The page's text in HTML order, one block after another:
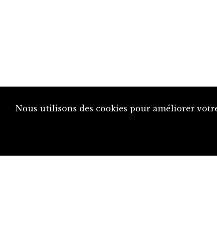
Nous utilisons des cookies pour améliorer